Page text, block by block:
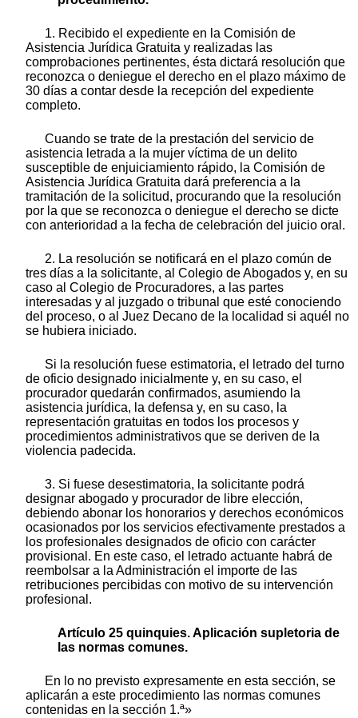
1. Recibido el expediente en la Comisión de
Asistencia Jurídica Gratuita y realizadas las
comprobaciones pertinentes, ésta dictará resolución que
reconozca o deniegue el derecho en el plazo máximo de
30 días a contar desde la recepción del expediente
completo.
Cuando se trate de la prestación del servicio de
asistencia letrada a la mujer víctima de un delito
susceptible de enjuiciamiento rápido, la Comisión de
Asistencia Jurídica Gratuita dará preferencia a la
tramitación de la solicitud, procurando que la resolución
por la que se reconozca o deniegue el derecho se dicte
con anterioridad a la fecha de celebración del juicio oral.
2. La resolución se notificará en el plazo común de
tres días a la solicitante, al Colegio de Abogados y, en su
caso al Colegio de Procuradores, a las partes
interesadas y al juzgado o tribunal que esté conociendo
del proceso, o al Juez Decano de la localidad si aquél no
se hubiera iniciado.
Si la resolución fuese estimatoria, el letrado del turno
de oficio designado inicialmente y, en su caso, el
procurador quedarán confirmados, asumiendo la
asistencia jurídica, la defensa y, en su caso, la
representación gratuitas en todos los procesos y
procedimientos administrativos que se deriven de la
violencia padecida.
3. Si fuese desestimatoria, la solicitante podrá
designar abogado y procurador de libre elección,
debiendo abonar los honorarios y derechos económicos
ocasionados por los servicios efectivamente prestados a
los profesionales designados de oficio con carácter
provisional. En este caso, el letrado actuante habrá de
reembolsar a la Administración el importe de las
retribuciones percibidas con motivo de su intervención
profesional.
Artículo 25 quinquies. Aplicación supletoria de
las normas comunes.
En lo no previsto expresamente en esta sección, se
aplicarán a este procedimiento las normas comunes
contenidas en la sección 1.ª»